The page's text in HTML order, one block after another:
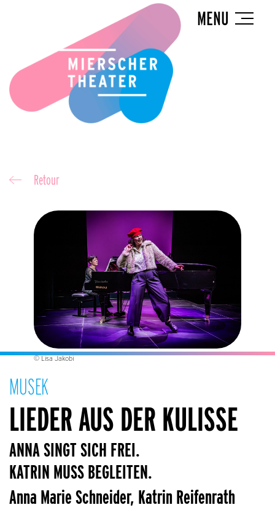
MENU
Retour
MUSEK
© Lisa Jakobi
LIEDER AUS DER KULISSE
ANNA SINGT SICH FREI.
KATRIN MUSS BEGLEITEN.
Anna Marie Schneider, Katrin Reifenrath